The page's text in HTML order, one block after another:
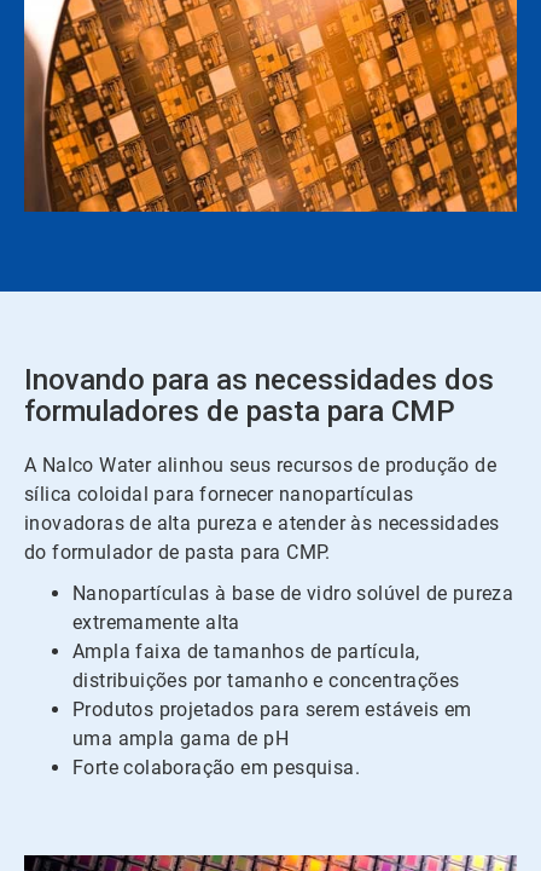
Inovando para as necessidades dos
formuladores de pasta para CMP
A Nalco Water alinhou seus recursos de produção de
sílica coloidal para fornecer nanopartículas
inovadoras de alta pureza e atender às necessidades
do formulador de pasta para CMP.
Nanopartículas à base de vidro solúvel de pureza
extremamente alta
Ampla faixa de tamanhos de partícula,
distribuições por tamanho e concentrações
Produtos projetados para serem estáveis em
uma ampla gama de pH
Forte colaboração em pesquisa.